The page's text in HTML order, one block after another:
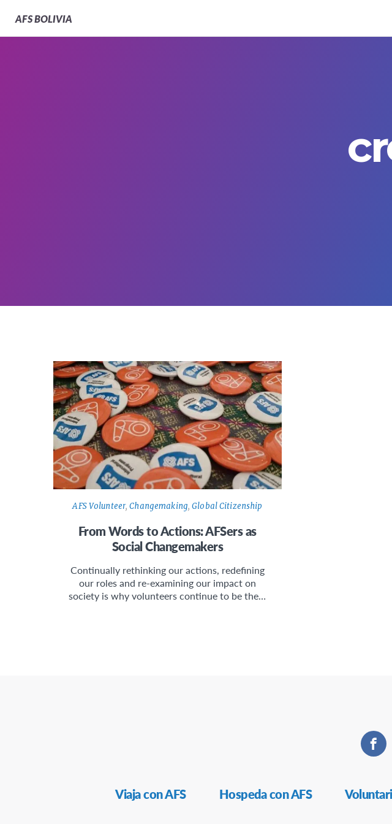
AFSBOLIVIA
AFS Volunteer,Changemaking,Global Citizenship
From Words to Actions: AFSers as
Social Changemakers
Continually rethinking our actions, redefining
our roles and re-examining our impact on
society is why volunteers continue to be the…
Viaja con AFS Hospeda con AFS